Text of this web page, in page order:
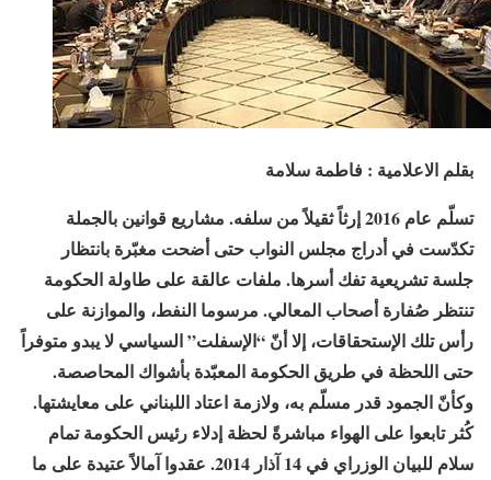
بقلم الاعلامية : فاطمة سلامة
تسلّم عام 2016 إرثاً ثقيلاً من سلفه. مشاريع قوانين بالجملة
تكدّست في أدراج مجلس النواب حتى أضحت مغبّرة بانتظار
جلسة تشريعية تفك أسرها. ملفات عالقة على طاولة الحكومة
تنتظر صُفارة أصحاب المعالي. مرسوما النفط، والموازنة على
رأس تلك الإستحقاقات، إلا أنّ “الإسفلت” السياسي لا يبدو متوفراً
حتى اللحظة في طريق الحكومة المعبّدة بأشواك المحاصصة.
وكأنّ الجمود قدر مسلّم به، ولازمة اعتاد اللبناني على معايشتها.
كُثر تابعوا على الهواء مباشرةً لحظة إدلاء رئيس الحكومة تمام
سلام للبيان الوزراي في 14 آذار 2014. عقدوا آمالاً عتيدة على ما